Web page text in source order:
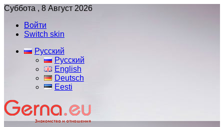
Суббота , 8 Август 2026
Войти
Switch skin
Русский
Русский
English
Deutsch
Eesti